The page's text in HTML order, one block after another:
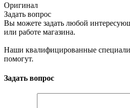
Оригинал
Задать вопрос
Вы можете задать любой
или работе магазина.
Наши квалифицированные
помогут.
Задать вопрос